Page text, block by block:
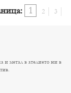
1 2 3
и метал в ателието ни в